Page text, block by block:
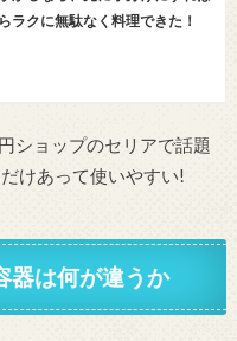
ラクに無駄なく料理できた！
ショップのセリアで話題
けあって使いやすい!
器は何が違うか